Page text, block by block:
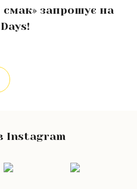
запрошує на
Instagram